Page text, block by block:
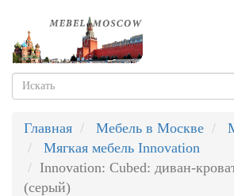
Главная Мебель в Москве
Мягкая мебель Innovation
Innovation: Cubed: диван-
(серый)